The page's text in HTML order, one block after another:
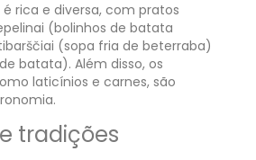
rica e diversa, com pratos
(bolinhos de batata
(sopa fria de beterraba)
batata). Além disso, os
laticínios e carnes, são
tradições